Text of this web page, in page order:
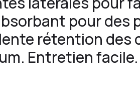
pour des
rétention des
Entretien